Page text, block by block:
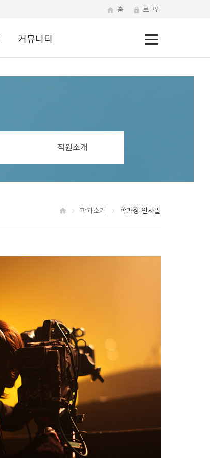
홈 로그인
커뮤니티
직원소개
학과소개 학과장 인사말